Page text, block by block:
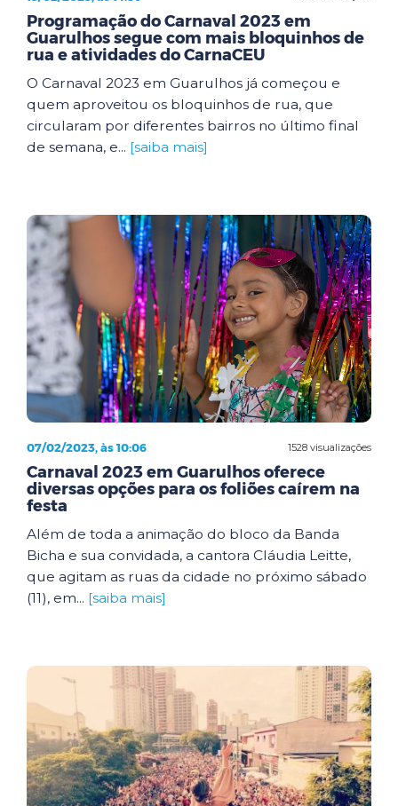
Programação do Carnaval 2023 em
Guarulhos segue com mais bloquinhos de
rua e atividades do CarnaCEU
O Carnaval 2023 em Guarulhos já começou e
quem aproveitou os bloquinhos de rua, que
circularam por diferentes bairros no último final
de semana, e... [saiba mais]
1528 visualizações
07/02/2023, às 10:06
Carnaval 2023 em Guarulhos oferece
diversas opções para os foliões caírem na
festa
Além de toda a animação do bloco da Banda
Bicha e sua convidada, a cantora Cláudia Leitte,
que agitam as ruas da cidade no próximo sábado
(11), em... [saiba mais]